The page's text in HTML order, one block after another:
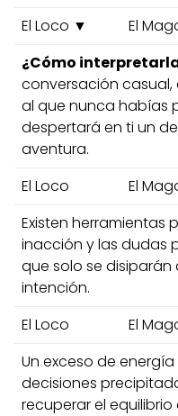
El Loco ▼
El
¿Cómo
conversación
al que nunca habías
despertará en ti un
aventura.
El Loco
El
Existen herramientas
inacción y las dudas
que solo se disiparán
intención.
El Loco
El
Un exceso de
decisiones
recuperar el